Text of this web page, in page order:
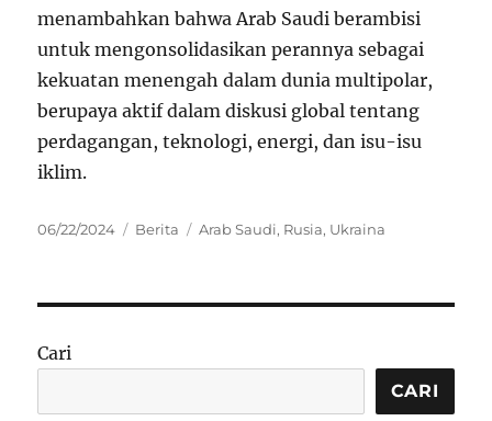
menambahkan bahwa Arab Saudi berambisi
untuk mengonsolidasikan perannya sebagai
kekuatan menengah dalam dunia multipolar,
berupaya aktif dalam diskusi global tentang
perdagangan, teknologi, energi, dan isu-isu
iklim.
Posted
06/22/2024 Categories
Berita Tags
Arab Saudi, Rusia, Ukraina
Cari
CARI